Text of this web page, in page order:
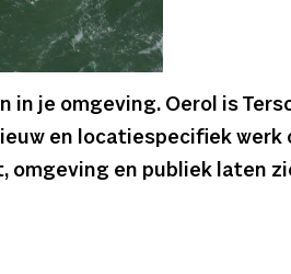
je omgeving. Oerol is
en locatiespecifiek werk
en publiek laten